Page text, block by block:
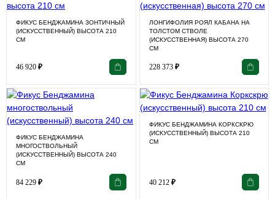
ФИКУС БЕНДЖАМИНА ЗОНТИЧНЫЙ
(ИСКУССТВЕННЫЙ) ВЫСОТА 210
СМ
46 920 ₽
ЛОНГИФОЛИЯ РОЯЛ КАБАНА НА
ТОЛСТОМ СТВОЛЕ
(ИСКУССТВЕННАЯ) ВЫСОТА 270
СМ
228 373 ₽
ФИКУС БЕНДЖАМИНА
МНОГОСТВОЛЬНЫЙ
(ИСКУССТВЕННЫЙ) ВЫСОТА 240
СМ
84 229 ₽
ФИКУС БЕНДЖАМИНА КОРКСКРЮ
(ИСКУССТВЕННЫЙ) ВЫСОТА 210
СМ
40 212 ₽